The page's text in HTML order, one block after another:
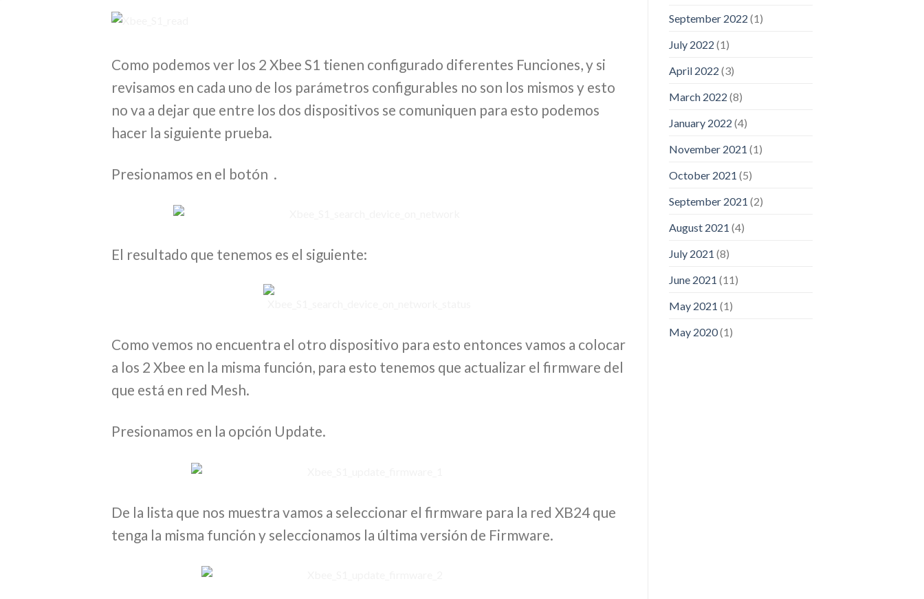
Como podemos ver los 2 Xbee S1 tienen configurado diferentes Funciones, y si
revisamos en cada uno de los parámetros configurables no son los mismos y esto
no va a dejar que entre los dos dispositivos se comuniquen para esto podemos
hacer la siguiente prueba.
Presionamos en el botón .
El resultado que tenemos es el siguiente:
Como vemos no encuentra el otro dispositivo para esto entonces vamos a colocar
a los 2 Xbee en la misma función, para esto tenemos que actualizar el firmware del
que está en red Mesh.
Presionamos en la opción Update.
De la lista que nos muestra vamos a seleccionar el firmware para la red XB24 que
tenga la misma función y seleccionamos la última versión de Firmware.
September 2022 (1)
July 2022 (1)
April 2022 (3)
March 2022 (8)
January 2022 (4)
November 2021 (1)
October 2021 (5)
September 2021 (2)
August 2021 (4)
July 2021 (8)
June 2021 (11)
May 2021 (1)
May 2020(1)